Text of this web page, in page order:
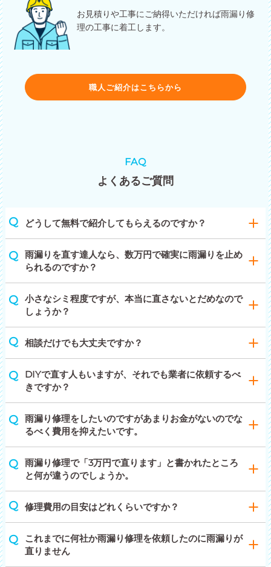
お見積りや工事にご納得いただければ雨漏り修
理の工事に着工します。
職人ご紹介はこちらから
よくあるご質問
FAQ
どうして無料で紹介してもらえるのですか？
雨漏りを直す達人なら、数万円で確実に雨漏りを止め
られるのですか？
小さなシミ程度ですが、本当に直さないとだめなので
しょうか？
相談だけでも大丈夫ですか？
DIYで直す人もいますが、それでも業者に依頼するべ
きですか？
雨漏り修理をしたいのですがあまりお金がないのでな
るべく費用を抑えたいです。
雨漏り修理で「3万円で直ります」と書かれたところ
と何が違うのでしょうか。
修理費用の目安はどれくらいですか？
これまでに何社か雨漏り修理を依頼したのに雨漏りが
直りません